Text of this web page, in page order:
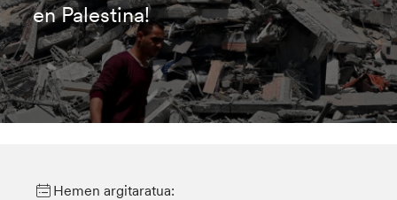
en Palestina!
Hemen argitaratua: